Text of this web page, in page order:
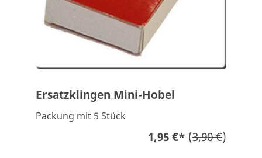
Ersatzklingen Mini-Hobel
Packung mit 5 Stück
1,95 €* (3,90 €)